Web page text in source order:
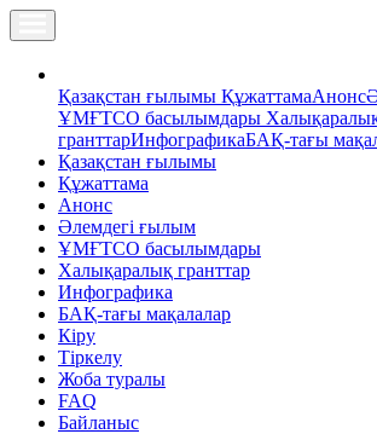
Қазақстан ғылымы ҚұжаттамаАнонс
ҰМҒТСО басылымдары
гранттарИнфографикаБАҚ-тағы
Қазақстан ғылымы
Құжаттама
Анонс
Әлемдегі ғылым
ҰМҒТСО басылымдары
Халықаралық гранттар
Инфографика
БАҚ-тағы мақалалар
Кіру
Тіркелу
Жоба туралы
FAQ
Байланыс